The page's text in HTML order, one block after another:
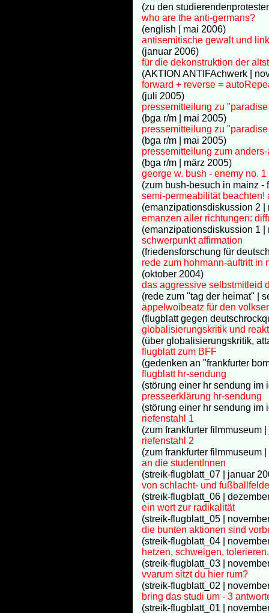
(zu den
who are the anti-germans?
(english | mai 2006)
antisemitische gewalt und
(januar 2006)
für die dekonstruktion der
(AKTION ANTIFAchwerk |
forward + reverse =
(juli 2005)
pressemitteilung zu
(bga r/m | mai 2005)
pressemitteilung zu
(bga r/m | mai 2005)
pressemitteilung zum
(bga r/m | märz 2005)
george w. bush - enemy no. 1
(zum bush-besuch in mainz -
semi-permeabilität beachten!
(emanzipationsdiskussion 2 |
emanzen aller richtungen:
(emanzipationsdiskussion 1 |
schwerpunkt affirmation
(friedensforschung für
rede zum hohmann-auftritt in
(oktober 2004)
das aggressive selbstmitleid
(rede zum "tag der heimat" |
äppelwoibeatz für den
(flugblatt gegen
globalisierungskritik und
(über globalisierungskritik,
flugblatt zum BFF
(gedenken an "frankfurter
flugblatt hr-sendung
(störung einer hr sendung im
presseerklärung hr-sendung
(störung einer hr sendung im
riefenstahl 1
(zum frankfurter filmmuseum
riefenstahl 2
(zum frankfurter filmmuseum
an die studentInnen
(streik-flugblatt_07 | januar
von schlacht- und
(streik-flugblatt_06 |
ein wort zur radikalität
(streik-flugblatt_05 |
die bunten aktionen sind
(streik-flugblatt_04 |
hetzen, schweigen,
(streik-flugblatt_03 |
vvarum sitzt du hier rum?
(streik-flugblatt_02 |
bring das studi um - 3
(streik-flugblatt_01 |